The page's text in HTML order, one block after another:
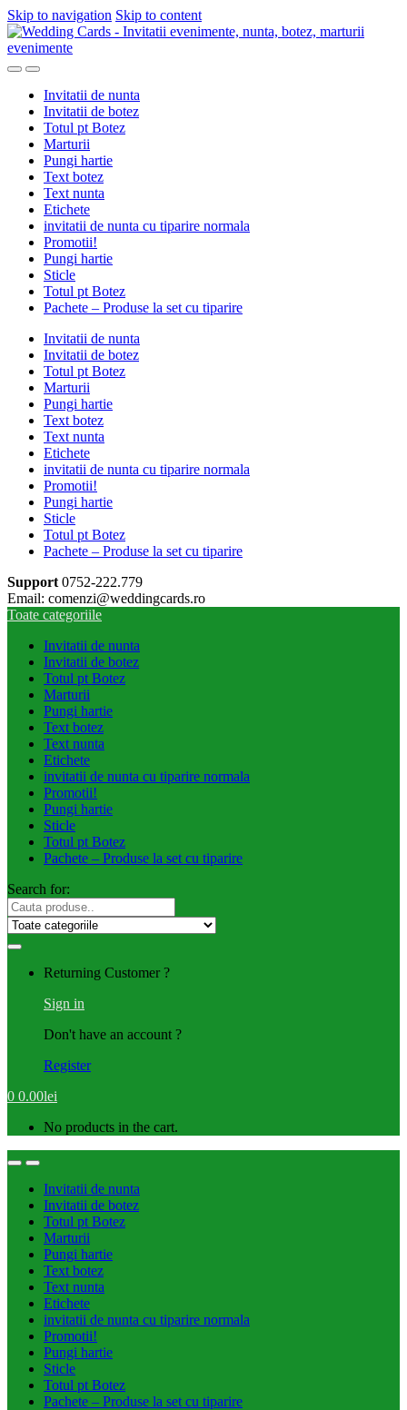
Skip to navigation Skip to content
Invitatii de nunta
Invitatii de botez
Totul pt Botez
Marturii
Pungi hartie
Text botez
Text nunta
Etichete
invitatii de nunta cu tiparire normala
Promotii!
Pungi hartie
Sticle
Totul pt Botez
Pachete – Produse la set cu tiparire
Invitatii de nunta
Invitatii de botez
Totul pt Botez
Marturii
Pungi hartie
Text botez
Text nunta
Etichete
invitatii de nunta cu tiparire normala
Promotii!
Pungi hartie
Sticle
Totul pt Botez
Pachete – Produse la set cu tiparire
Support 0752-222.779
Email: comenzi@weddingcards.ro
Toate categoriile
Invitatii de nunta
Invitatii de botez
Totul pt Botez
Marturii
Pungi hartie
Text botez
Text nunta
Etichete
invitatii de nunta cu tiparire normala
Promotii!
Pungi hartie
Sticle
Totul pt Botez
Pachete – Produse la set cu tiparire
Search for:
Returning Customer ?
Sign in
Don't have an account ?
Register
0 0.00lei
No products in the cart.
Invitatii de nunta
Invitatii de botez
Totul pt Botez
Marturii
Pungi hartie
Text botez
Text nunta
Etichete
invitatii de nunta cu tiparire normala
Promotii!
Pungi hartie
Sticle
Totul pt Botez
Pachete – Produse la set cu tiparire